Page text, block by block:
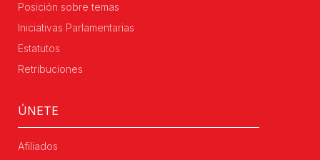
Posición sobre temas
Iniciativas Parlamentarias
Estatutos
Retribuciones
ÚNETE
Afiliados